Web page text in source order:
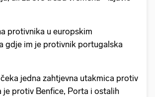
protivnika u europskim
gdje im je protivnik portugalska
jedna zahtjevna utakmica protiv
je protiv Benfice, Porta i ostalih